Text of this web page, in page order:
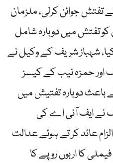
تفتش جوائن کرلی، ملزمان
تفتش میں دوبارہ شامل
شہباز شریف کے وکیل نے
اور حمزہ نیب کے کیسز
دوبارہ تفتیش میں
نے ایف آئی اے کی
عائد کر تے ہوئے عدالت
کا اربوں روپے کا